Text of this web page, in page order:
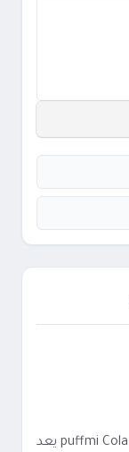
سحبة بف مي بنكهة الكولا 1500 موش - puffmi Cola يعد